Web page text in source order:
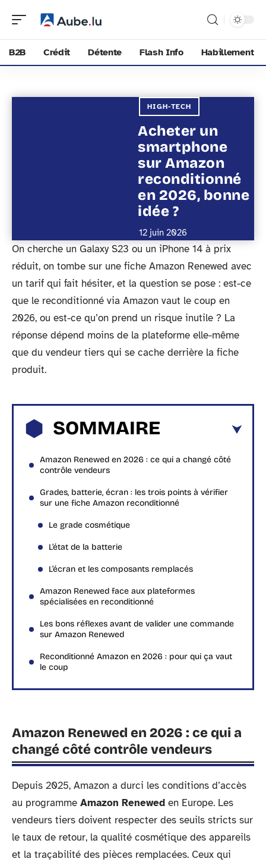
B2B Crédit Détente Flash Info Habillement
HIGH-TECH
Acheter un
smartphone
sur Amazon
reconditionné
en 2026, bonne
idée ?
12 juin 2026
On cherche un Galaxy S23 ou un iPhone 14 à prix
réduit, on tombe sur une fiche Amazon Renewed avec
un tarif qui fait hésiter, et la question se pose : est-ce
que le reconditionné via Amazon vaut le coup en
2026, ou est-ce qu’on prend un risque inutile ? La
réponse dépend moins de la plateforme elle-même
que du vendeur tiers qui se cache derrière la fiche
produit.
SOMMAIRE
Amazon Renewed en 2026 : ce qui a changé côté
contrôle vendeurs
Grades, batterie, écran : les trois points à vérifier
sur une fiche Amazon reconditionné
Le grade cosmétique
L’état de la batterie
L’écran et les composants remplacés
Amazon Renewed face aux plateformes
spécialisées en reconditionné
Les bons réflexes avant de valider une commande
sur Amazon Renewed
Reconditionné Amazon en 2026 : pour qui ça vaut
le coup
Amazon Renewed en 2026 : ce qui a
changé côté contrôle vendeurs
Depuis 2025, Amazon a durci les conditions d’accès
au programme Amazon Renewed en Europe. Les
vendeurs tiers doivent respecter des seuils stricts sur
le taux de retour, la qualité cosmétique des appareils
et la traçabilité des pièces remplacées. Ceux qui